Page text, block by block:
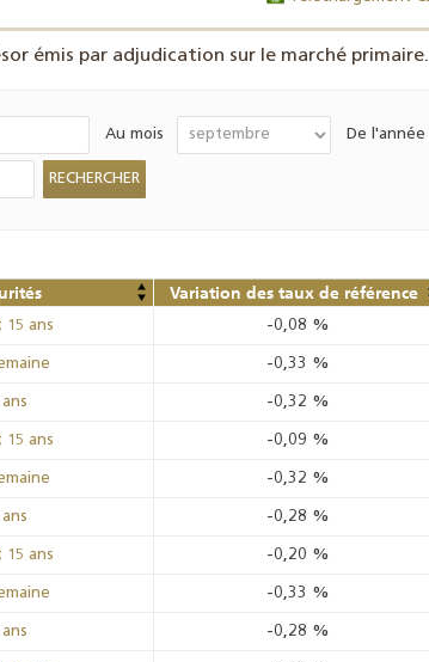
émis par adjudication sur le marché primaire.
Au mois De l'année
Variation des taux de référence
15 ans -0,08 %
-0,33 %
ans -0,32 %
15 ans -0,09 %
-0,32 %
ans -0,28 %
15 ans -0,20 %
-0,33 %
ans -0,28 %